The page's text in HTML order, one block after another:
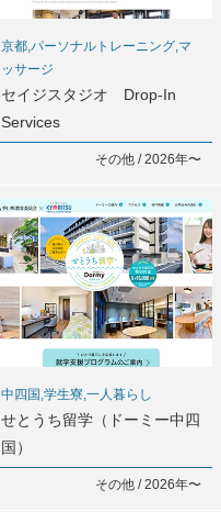
京都,パーソナルトレーニング,マ
ッサージ
セイジスタジオ Drop-In
Services
その他 / 2026年〜
中四国,学生寮,一人暮らし
せとうち留学（ドーミー中四
国）
その他 / 2026年〜